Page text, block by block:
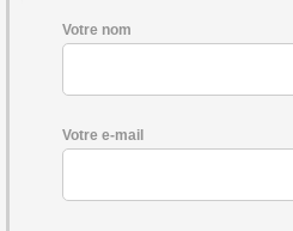
Votre nom
Votre e-mail